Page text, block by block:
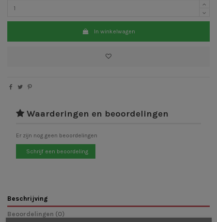
In winkelwagen
Waarderingen en beoordelingen
Er zijn nog geen beoordelingen
Schrijf een beoordeling
Beschrijving
Beoordelingen (0)